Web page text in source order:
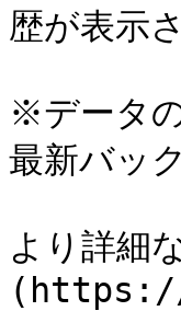
歴が表示
※データ
最新バッ
より詳細
(https://